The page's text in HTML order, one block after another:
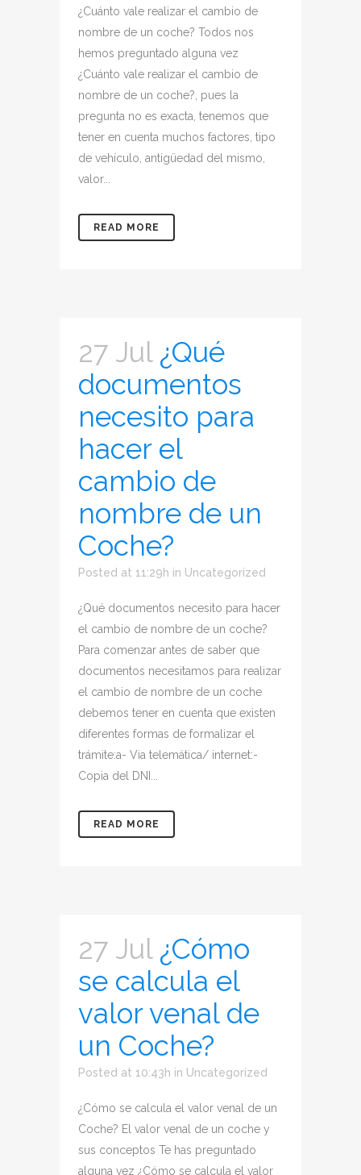
¿Cuánto vale realizar el cambio de
nombre de un coche? Todos nos
hemos preguntado alguna vez
¿Cuánto vale realizar el cambio de
nombre de un coche?, pues la
pregunta no es exacta, tenemos que
tener en cuenta muchos factores, tipo
de vehículo, antigüedad del mismo,
valor...
READ MORE
27 Jul ¿Qué
documentos
necesito para
hacer el
cambio de
nombre de un
Coche?
Posted at 11:29h in Uncategorized
¿Qué documentos necesito para hacer
el cambio de nombre de un coche?
Para comenzar antes de saber que
documentos necesitamos para realizar
el cambio de nombre de un coche
debemos tener en cuenta que existen
diferentes formas de formalizar el
trámite:a- Via telemática/ internet:-
Copia del DNI...
READ MORE
27 Jul ¿Cómo
se calcula el
valor venal de
un Coche?
Posted at 10:43h in Uncategorized
¿Cómo se calcula el valor venal de un
Coche? El valor venal de un coche y
sus conceptos Te has preguntado
alguna vez ¿Cómo se calcula el valor